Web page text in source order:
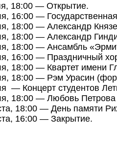
18:00 — Открытие.
16:00 —
18:00 — Александр
18:00 — Александр
18:00 — Ансамбль
16:00 — Праздничный
18:00 — Квартет имени
18:00 — Рэм Урасин
— Концерт студентов
18:00 — Любовь Петрова
18:00 — День памяти
16:00 — Закрытие.